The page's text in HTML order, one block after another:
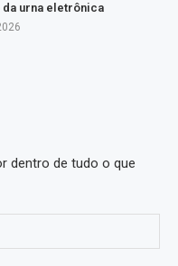
urna eletrônica
dentro de tudo o que